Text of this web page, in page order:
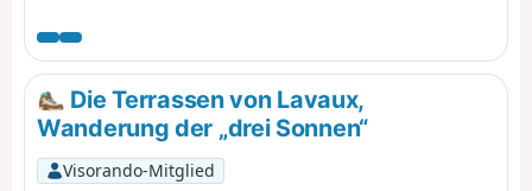
mit dem Mont Blanc im Hintergrund... Die Alm Graydon
erstreckt sich am Fuße des majestätischen Roc d'Enfer,
wo Kühe und Ziegen friedlich das saftige Gras rund um
die kleine Kapelle weiden, die von einer herrlichen
Mulde umgeben ist.
Die Terrassen von Lavaux,
Wanderung der „drei Sonnen“
Visorando-Mitglied